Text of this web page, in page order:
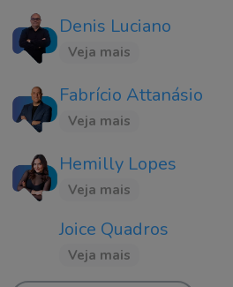
Denis Luciano
Veja mais
Fabrício Attanásio
Veja mais
Hemilly Lopes
Veja mais
Joice Quadros
Veja mais